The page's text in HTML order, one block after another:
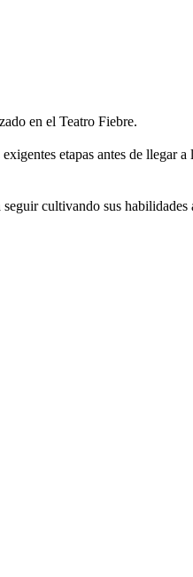
en el Teatro Fiebre.
etapas antes de llegar
cultivando sus habilidades